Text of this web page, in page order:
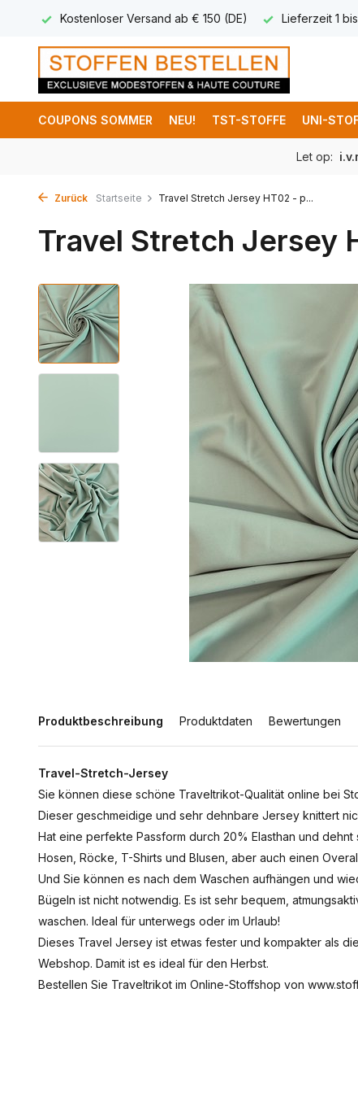
Kostenloser Versand ab € 150 (DE) Lieferzeit 1
COUPONS SOMMER NEU! TST-STOFFE UNI-
Let op:
Zurück Startseite Travel Stretch Jersey HT02 - p...
Travel Stretch Jersey
Produktbeschreibung Produktdaten Bewertungen
Travel-Stretch-Jersey
Sie können diese schöne Traveltrikot-Qualität online bei
Dieser geschmeidige und sehr dehnbare Jersey knittert
Hat eine perfekte Passform durch 20% Elasthan und
Hosen, Röcke, T-Shirts und Blusen, aber auch einen
Und Sie können es nach dem Waschen aufhängen und
Bügeln ist nicht notwendig. Es ist sehr bequem,
waschen. Ideal für unterwegs oder im Urlaub!
Dieses Travel Jersey ist etwas fester und kompakter als
Webshop. Damit ist es ideal für den Herbst.
Bestellen Sie Traveltrikot im Online-Stoffshop von